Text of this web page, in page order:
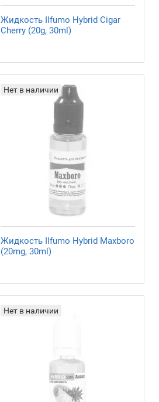
Жидкость Ilfumo Hybrid Cigar
Cherry (20g, 30ml)
Нет в наличии
Жидкость Ilfumo Hybrid Maxboro
(20mg, 30ml)
Нет в наличии